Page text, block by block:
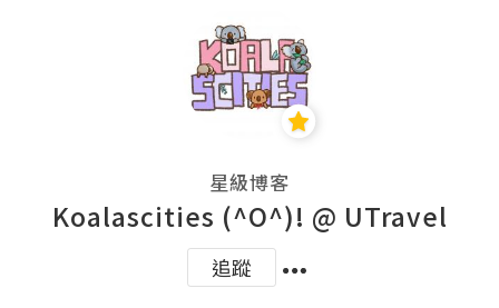
星級博客
Koalascities (^O^)! @ UTravel
追蹤